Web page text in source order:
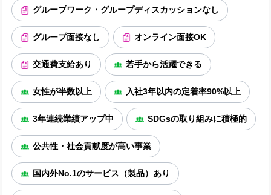
グループワーク・グループディスカッションなし
グループ面接なし オンライン面接OK
交通費支給あり 若手から活躍できる
女性が半数以上 入社3年以内の定着率90%以上
3年連続業績アップ中 SDGsの取り組みに積極的
公共性・社会貢献度が高い事業
国内外No.1のサービス（製品）あり